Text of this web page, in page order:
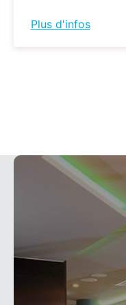
Plus d'infos